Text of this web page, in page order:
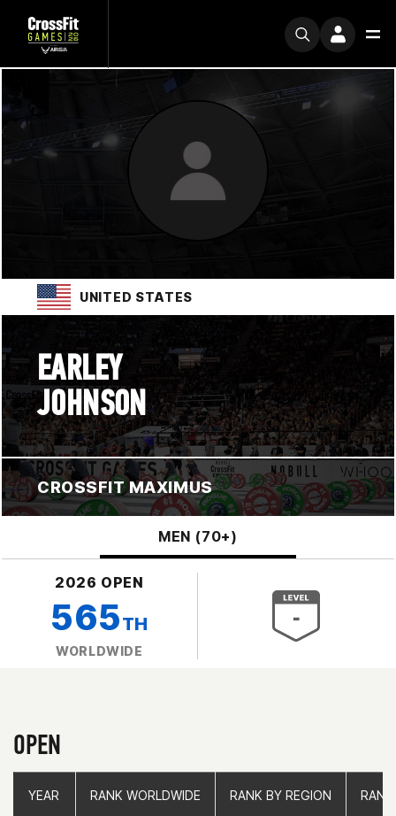
UNITED STATES
EARLEY
JOHNSON
CROSSFIT MAXIMUS
MEN (70+)
2026 OPEN
565TH
WORLDWIDE
OPEN
YEAR RANK WORLDWIDE RANK BY REGION
YEAR RANK WORLDWIDE RANK BY REGION